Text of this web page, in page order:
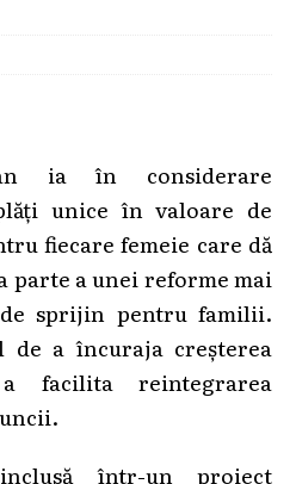
ia în considerare
unice în valoare de
fiecare femeie care dă
parte a unei reforme mai
sprijin pentru familii.
de a încuraja creșterea
facilita reintegrarea
într-un proiect